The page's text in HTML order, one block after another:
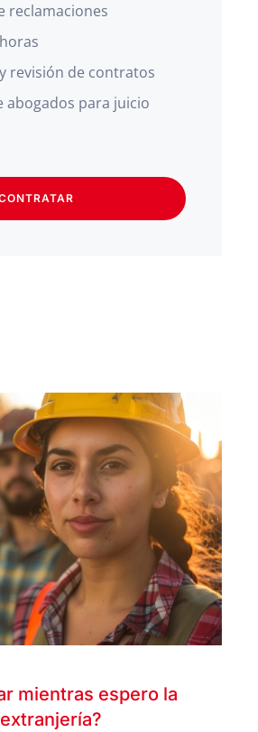
reclamaciones
revisión de contratos
abogados para juicio
mientras espero la